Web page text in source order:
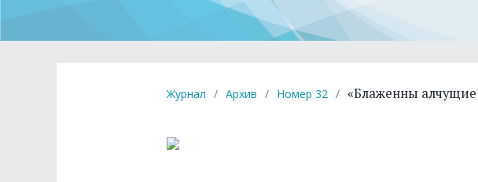
Журнал / Архив / Номер 32 / «Блаженны